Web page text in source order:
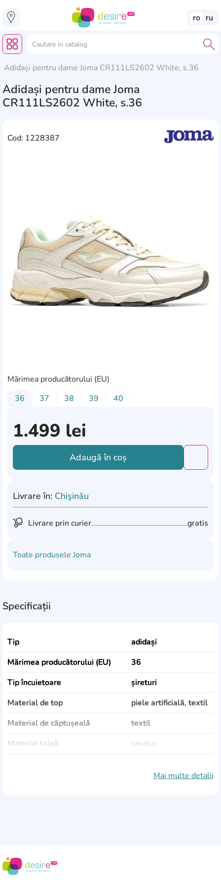
ro ru
Adidași pentru dame Joma CR111LS2602 White, s.36
Adidași pentru dame Joma
CR111LS2602 White, s.36
Cod: 1228387
Mărimea producătorului (EU)
36
37 38 39 40
1.499 lei
Adaugă în coș
Livrare în: Chişinău
Livrare prin curier gratis
Toate produsele Joma
Specificații
Tip
adidași
Mărimea producătorului (EU)
36
Tip încuietoare
șireturi
Material de top
piele artificială, textil
Material de căptușeală
textil
Material talpă
cauciuc
Mai multe detalii